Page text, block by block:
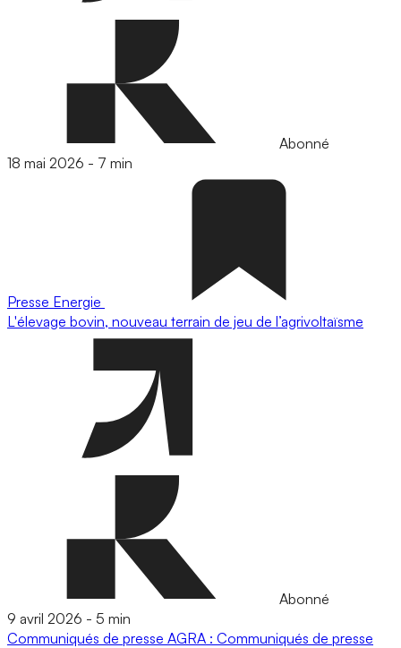
Abonné
18 mai 2026 - 7 min
Presse Energie
L'élevage bovin, nouveau terrain de jeu de l’agrivoltaïsme
Abonné
9 avril 2026 - 5 min
Communiqués de presse AGRA : Communiqués de presse